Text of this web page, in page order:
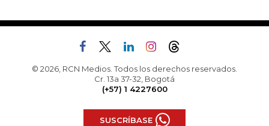
© 2026, RCN Medios. Todos los derechos reservados.
Cr. 13a 37-32, Bogotá
(+57) 1 4227600
SUSCRÍBASE